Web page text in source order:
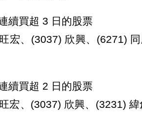
續買超 3 日的股票
宏、(3037) 欣興、(6271)
續買超 2 日的股票
宏、(3037) 欣興、(3231)